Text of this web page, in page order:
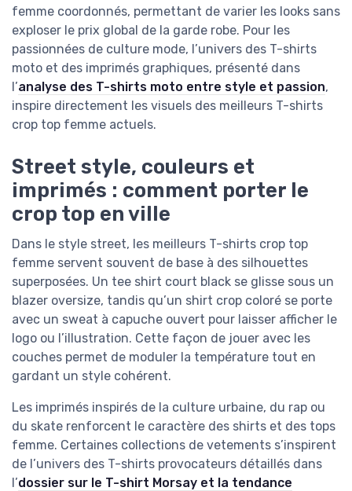
femme coordonnés, permettant de varier les looks sans
exploser le prix global de la garde robe. Pour les
passionnées de culture mode, l’univers des T-shirts
moto et des imprimés graphiques, présenté dans
l’analyse des T-shirts moto entre style et passion,
inspire directement les visuels des meilleurs T-shirts
crop top femme actuels.
Street style, couleurs et
imprimés : comment porter le
crop top en ville
Dans le style street, les meilleurs T-shirts crop top
femme servent souvent de base à des silhouettes
superposées. Un tee shirt court black se glisse sous un
blazer oversize, tandis qu’un shirt crop coloré se porte
avec un sweat à capuche ouvert pour laisser afficher le
logo ou l’illustration. Cette façon de jouer avec les
couches permet de moduler la température tout en
gardant un style cohérent.
Les imprimés inspirés de la culture urbaine, du rap ou
du skate renforcent le caractère des shirts et des tops
femme. Certaines collections de vetements s’inspirent
de l’univers des T-shirts provocateurs détaillés dans
l’dossier sur le T-shirt Morsay et la tendance